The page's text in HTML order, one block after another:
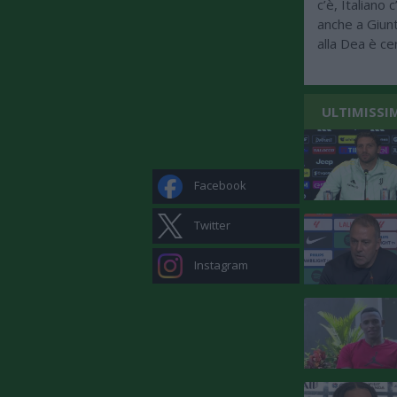
Facebook
Twitter
Instagram
c’è, Italiano
anche a
alla Dea è